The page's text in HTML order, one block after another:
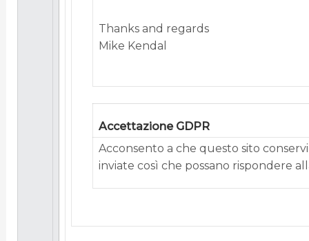
Thanks and regards
Mike Kendal
Accettazione GDPR
Acconsento a che questo sito
inviate così che possano rispondere